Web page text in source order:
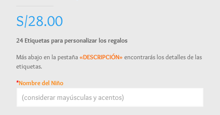
S/28.00
24 Etiquetas para personalizar los regalos
Más abajo en la pestaña «DESCRIPCIÓN» encontrarás los detalles de las
etiquetas.
*Nombre del Niño